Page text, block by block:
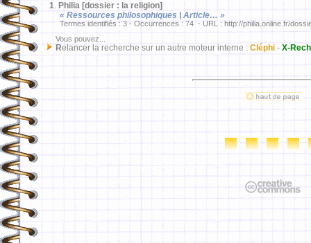
1. Philia [dossier : la religion]
« Ressources philosophiques | Article… »
Termes identifiés : 3 - Occurrences : 74 - URL : http://philia.online.fr/
Vous pouvez...
Relancer la recherche sur un autre moteur interne : Cléphi - X-